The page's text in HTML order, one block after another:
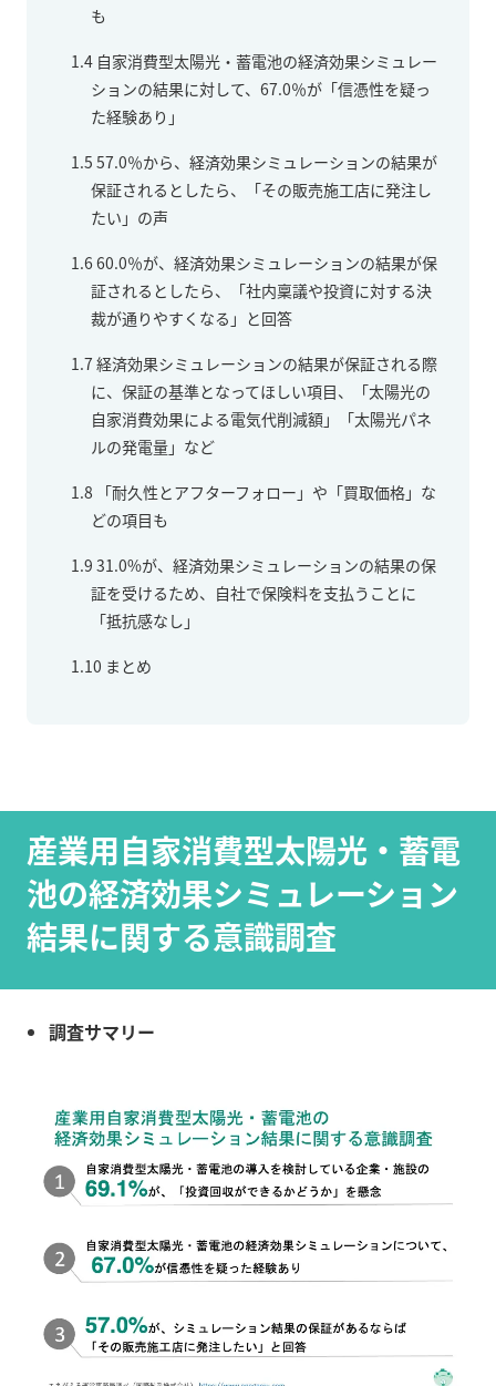
も
1.4 自家消費型太陽光・蓄電池の経済効果シミュレー
ションの結果に対して、67.0％が「信憑性を疑っ
た経験あり」
1.5 57.0％から、経済効果シミュレーションの結果が
保証されるとしたら、「その販売施工店に発注し
たい」の声
1.660.0％が、経済効果シミュレーションの結果が保
証されるとしたら、「社内稟議や投資に対する決
裁が通りやすくなる」と回答
1.7 経済効果シミュレーションの結果が保証される際
に、保証の基準となってほしい項目、「太陽光の
自家消費効果による電気代削減額」「太陽光パネ
ルの発電量」など
1.8 「耐久性とアフターフォロー」や「買取価格」な
どの項目も
1.9 31.0%が、経済効果シミュレーションの結果の保
証を受けるため、自社で保険料を支払うことに
「抵抗感なし」
1.10 まとめ
産業用自家消費型太陽光・蓄電
池の経済効果シミュレーション
結果に関する意識調査
調査サマリー